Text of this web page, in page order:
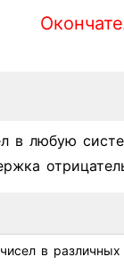
в любую
в различных